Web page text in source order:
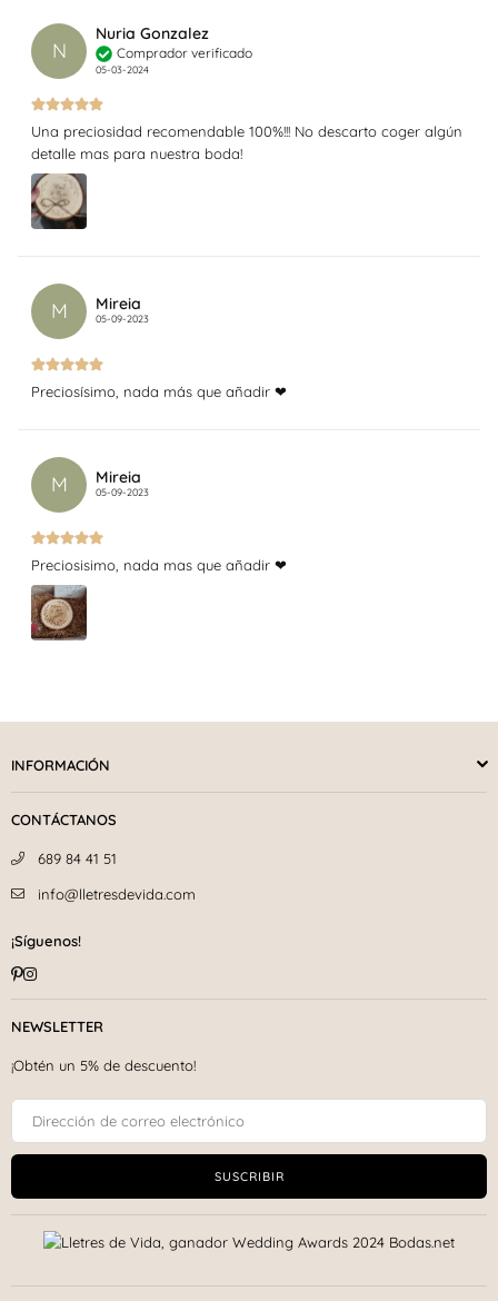
N
Nuria Gonzalez
Comprador verificado
05-03-2024
Una preciosidad recomendable 100%!!! No descarto coger algún
detalle mas para nuestra boda!
M Mireia
05-09-2023
Preciosísimo, nada más que añadir ❤
M Mireia
05-09-2023
Preciosisimo, nada mas que añadir ❤
INFORMACIÓN
CONTÁCTANOS
689 84 41 51
info@lletresdevida.com
¡Síguenos!
Pinterest
Instagram
NEWSLETTER
¡Obtén un 5% de descuento!
SUSCRIBIR